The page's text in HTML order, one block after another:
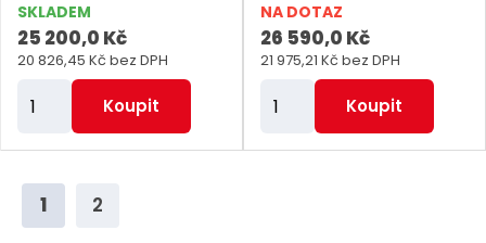
25 200,0 Kč
20 826,45 Kč bez DPH
ě
n
Koupit
SKLADEM
26 590,0 Kč
21 975,21 Kč bez DPH
ě
Koupit
NA DOTAZ
1 2